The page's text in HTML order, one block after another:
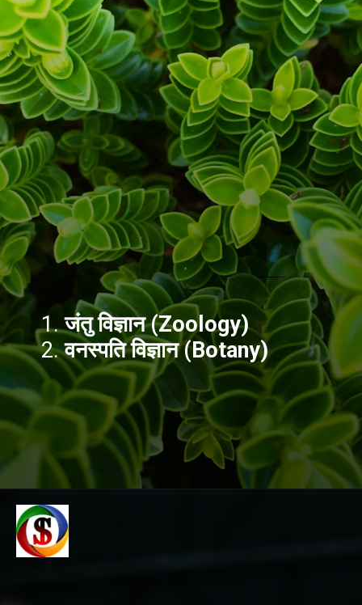
1.जंतु विज्ञान (Zoology)
2.वनस्पति विज्ञान (Botany)
Opening